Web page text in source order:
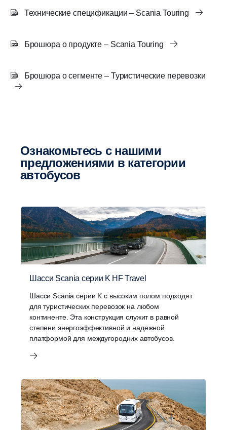
Технические спецификации – Scania Touring
Брошюра о продукте – Scania Touring
Брошюра о сегменте – Туристические перевозки
Ознакомьтесь с нашими
предложениями в категории
автобусов
Шасси Scania серии K HF Travel
Шасси Scania серии K с высоким полом подходят
для туристических перевозок на любом
континенте. Эта конструкция служит в равной
степени энергоэффективной и надежной
платформой для междугородних автобусов.